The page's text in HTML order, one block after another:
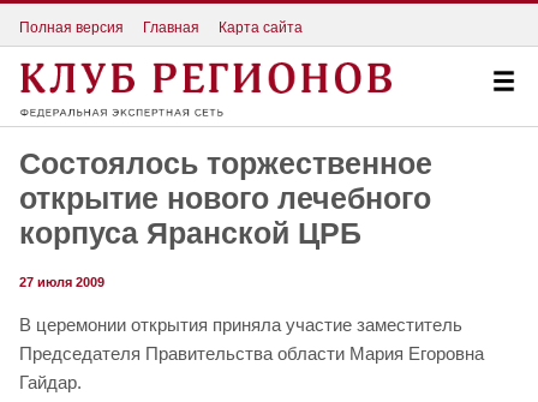
Полная версия Главная Карта сайта
Состоялось торжественное
открытие нового лечебного
корпуса Яранской ЦРБ
27 июля 2009
В церемонии открытия приняла участие заместитель
Председателя Правительства области Мария Егоровна
Гайдар.